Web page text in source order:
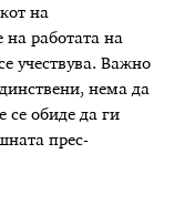
на
работата на
учествува. Важно
нема да
се обиде да ги
прес-